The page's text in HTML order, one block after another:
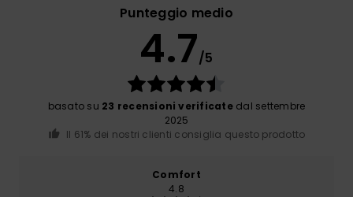
Punteggio medio
4.7/5
basato su 23 recensioni verificatedal settembre
2025
Il 61% dei nostri clienti consiglia questo prodotto
Comfort
4.8